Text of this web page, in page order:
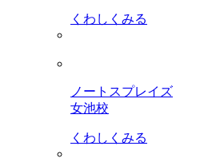
くわしくみる
ノートスプレイズ
女池校
くわしくみる